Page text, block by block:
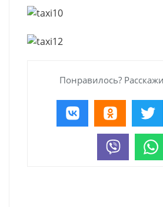
Понравилось?